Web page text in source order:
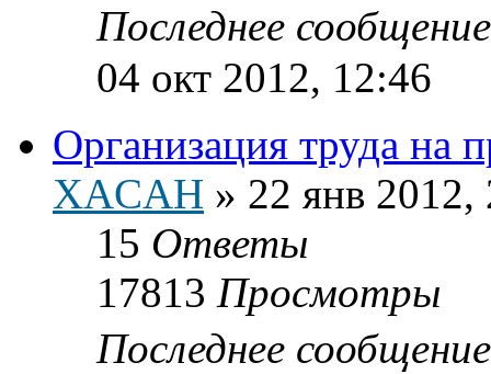
Последнее
04 окт 2012, 12:46
Организация труда на
XACAH » 22 янв 2012,
15 Ответы
17813 Просмотры
Последнее